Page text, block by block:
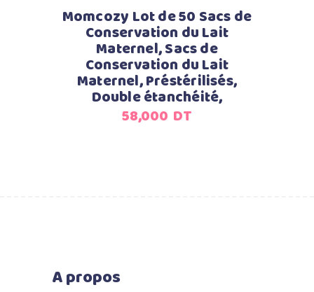
Momcozy Lot de 50 Sacs de
Conservation du Lait
Maternel, Sacs de
Conservation du Lait
Maternel, Préstérilisés,
Double étanchéité,
58,000 DT
A propos